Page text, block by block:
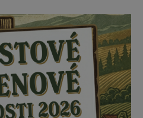
května v Brandýs nad
Akci již tradičně